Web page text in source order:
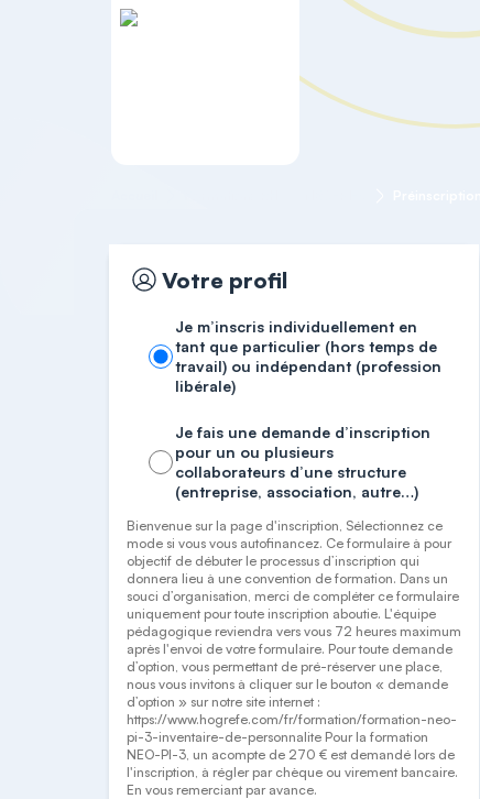
Votre profil
Je m’inscris individuellement en
tant que particulier (hors temps de
travail) ou indépendant (profession
libérale)
Je fais une demande d’inscription
pour un ou plusieurs
collaborateurs d’une structure
(entreprise, association, autre…)
Bienvenue sur la page d'inscription, Sélectionnez ce
mode si vous vous autofinancez. Ce formulaire à pour
objectif de débuter le processus d’inscription qui
donnera lieu à une convention de formation. Dans un
souci d’organisation, merci de compléter ce formulaire
uniquement pour toute inscription aboutie. L'équipe
pédagogique reviendra vers vous 72 heures maximum
après l'envoi de votre formulaire. Pour toute demande
d’option, vous permettant de pré-réserver une place,
nous vous invitons à cliquer sur le bouton « demande
d’option » sur notre site internet :
https://www.hogrefe.com/fr/formation/formation-neo-
pi-3-inventaire-de-personnalite Pour la formation
NEO-PI-3, un acompte de 270 € est demandé lors de
l'inscription, à régler par chèque ou virement bancaire.
En vous remerciant par avance.